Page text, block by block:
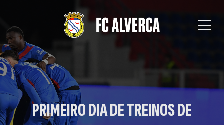
PRIMEIRO DIA DE TREINOS DE